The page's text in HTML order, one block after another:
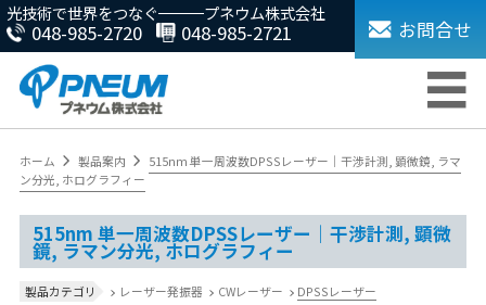
光技術で世界をつなぐ プネウム株式会社
048-985-2720 048-985-2721 お問合せ
ホーム 製品案内
515nm 単一周波数DPSSレーザー｜干渉計測, 顕微鏡, ラマ
ン分光, ホログラフィー
515nm 単一周波数DPSSレーザー｜干渉計測, 顕微
鏡, ラマン分光, ホログラフィー
製品カテゴリ レーザー発振器 CWレーザー
DPSSレーザー